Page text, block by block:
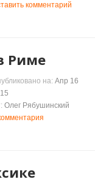
комментарий
Риме
на: Апр 16
Олег Рябушинский